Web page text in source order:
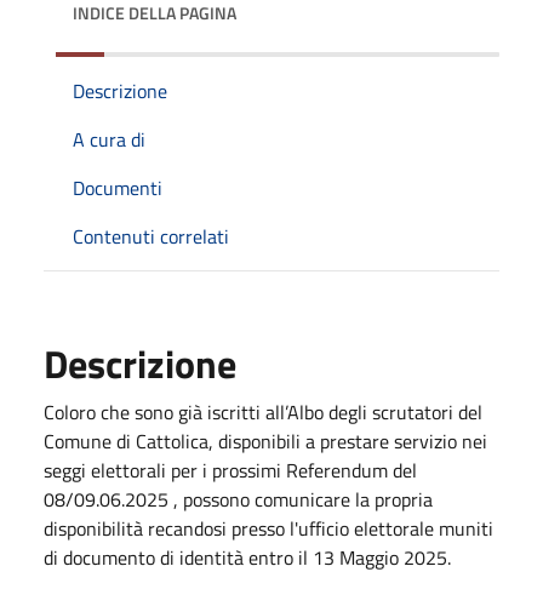
INDICE DELLA PAGINA
Descrizione
A cura di
Documenti
Contenuti correlati
Descrizione
Coloro che sono già iscritti all’Albo degli scrutatori del
Comune di Cattolica, disponibili a prestare servizio nei
seggi elettorali per i prossimi Referendum del
08/09.06.2025 , possono comunicare la propria
disponibilità recandosi presso l'ufficio elettorale muniti
di documento di identità entro il 13 Maggio 2025.